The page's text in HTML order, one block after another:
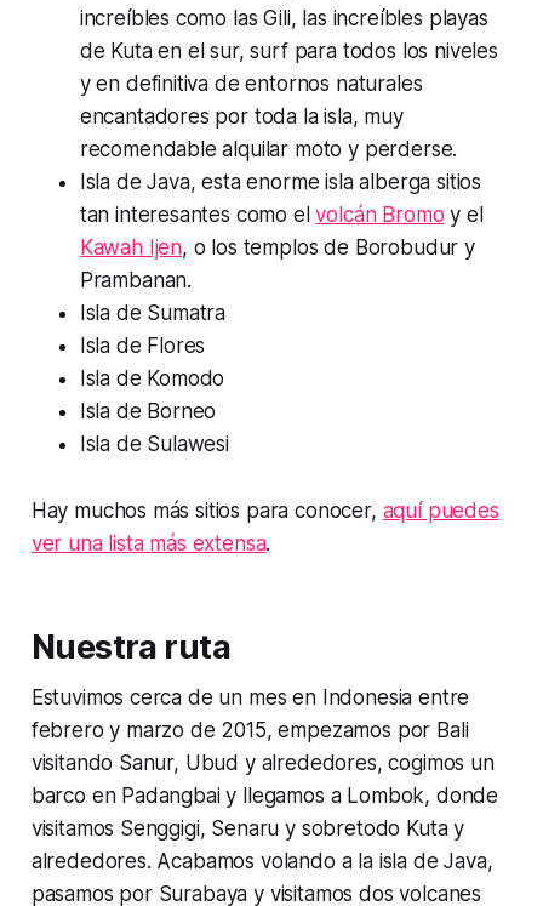
increíbles como las Gili, las increíbles playas
de Kuta en el sur, surf para todos los niveles
y en definitiva de entornos naturales
encantadores por toda la isla, muy
recomendable alquilar moto y perderse.
Isla de Java, esta enorme isla alberga sitios
tan interesantes como elvolcán Bromo y el
Kawah Ijen, o los templos de Borobudur y
Prambanan.
Isla de Sumatra
Isla de Flores
Isla de Komodo
Isla de Borneo
Isla de Sulawesi
Hay muchos más sitios para conocer, aquí puedes
ver una lista más extensa.
Nuestra ruta
Estuvimos cerca de un mes en Indonesia entre
febrero y marzo de 2015, empezamos por Bali
visitando Sanur, Ubud y alrededores, cogimos un
barco en Padangbai y llegamos a Lombok, donde
visitamos Senggigi, Senaru y sobretodo Kuta y
alrededores. Acabamos volando a la isla de Java,
pasamos por Surabaya y visitamos dos volcanes